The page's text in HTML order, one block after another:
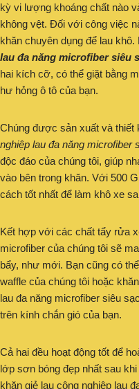
kỳ vi lượng khoáng chất nào
không vệt. Đối với công việc
khăn chuyên dụng để lau khô.
lau đa năng microfiber siêu
hai kích cỡ, có thể giặt bằng
hư hỏng ô tô của bạn.
Chúng được sản xuất và thiết
nghiệp lau đa năng microfiber
độc đáo của chúng tôi, giúp
vào bên trong khăn. Với 500
cách tốt nhất để làm khô xe
Kết hợp với các chất tẩy rửa
microfiber của chúng tôi sẽ
bẩy, như mới. Bạn cũng có
waffle của chúng tôi hoặc
lau đa năng microfiber siêu
trên kính chắn gió của bạn.
Cả hai đều hoạt động tốt để
lớp sơn bóng đẹp nhất sau
khăn giẻ lau công nghiệp lau